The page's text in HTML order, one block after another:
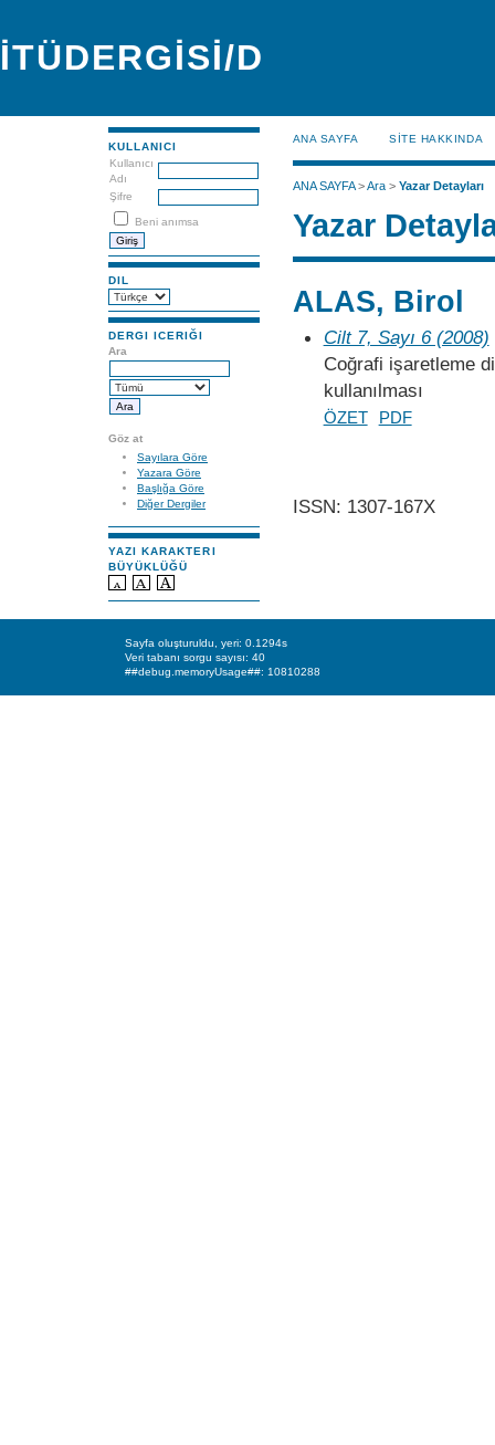
İTÜDERGİSİ/D
KULLANICI
Kullanıcı
Adı
Şifre
Beni anımsa
DIL
DERGI ICERIĞI
Ara
Göz at
Sayılara Göre
Yazara Göre
Başlığa Göre
Diğer Dergiler
YAZI KARAKTERI
BÜYÜKLÜĞÜ
ANA SAYFA SİTE HAKKINDA
ANA SAYFA>Ara> Yazar Detayları
Yazar
ALAS, Birol
Cilt 7, Sayı 6 (2008)
Coğrafi işaretleme
kullanılması
ÖZET PDF
ISSN: 1307-167X
Sayfa oluşturuldu, yeri: 0.1294s
Veri tabanı sorgu sayısı: 40
##debug.memoryUsage##: 10810288